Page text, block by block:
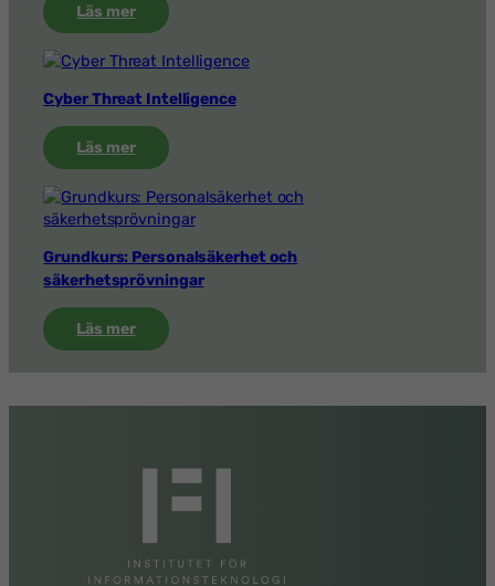
Läs mer:
Diplomeringsmöte
Cybersäkerhetsstrateg
Cyber Threat Intelligence
Läs mer:
Cyber
Threat
Intelligence
Grundkurs: Personalsäkerhet och
säkerhetsprövningar
Läs mer:
Grundkurs:
säkerhetsprövningar